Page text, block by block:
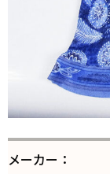
メーカー：